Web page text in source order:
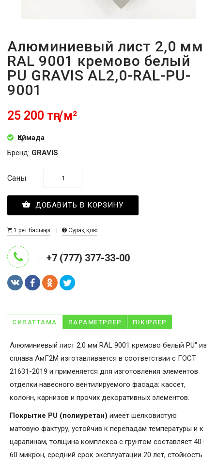
Алюминиевый лист 2,0 мм
RAL 9001 кремово белый
PU GRAVIS AL2,0-RAL-PU-
9001
25 200 тңг/м²
Қоймада
Бренд: GRAVIS
Саны
ДОБАВИТЬ В КОРЗИНУ
1 рет басыңыз Сұрақ қою
: +7 (777) 377-33-00
СИПАТТАМА ПАРАМЕТРЛЕР ПІКІРЛЕР
Алюминиевый лист 2,0 мм RAL 9001 кремово белый PU" из
сплава АмГ2М изготавливается в соответствии с ГОСТ
21631-2019 и применяется для изготовления элементов
отделки навесного вентилируемого фасада: кассет,
колонн, карнизов и прочих декоративных элементов.
Покрытие PU (полиуретан) имеет шелковистую
матовую фактуру, устойчив к перепадам температуры и к
царапинам, толщина комплекса с грунтом составляет 40-
60 микрон, средний срок эксплуатации 20 лет, стойкость